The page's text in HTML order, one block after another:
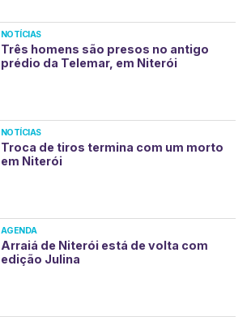
NOTÍCIAS
Três homens são presos no antigo
prédio da Telemar, em Niterói
NOTÍCIAS
Troca de tiros termina com um morto
em Niterói
AGENDA
Arraiá de Niterói está de volta com
edição Julina